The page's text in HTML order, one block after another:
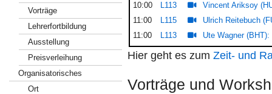
Vorträge
Lehrerfortbildung
Ausstellung
Preisverleihung
Organisatorisches
Ort
10:00
L113
Vincent Ariksoy
11:00
L115
Ulrich Reitebuch
11:00
L113 Ute Wagner
Hier geht es zum Zeit- und
Vorträge und